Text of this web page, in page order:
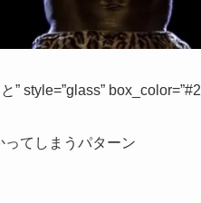
style=”glass”
てしまうパターン